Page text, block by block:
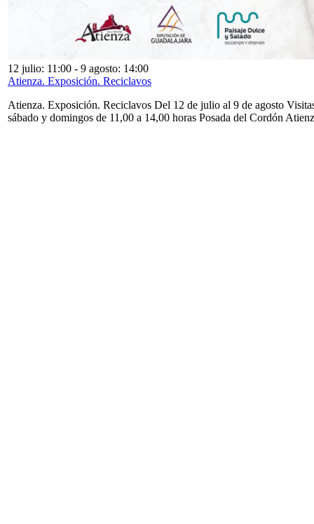
12 julio: 11:00 - 9 agosto: 14:00
Atienza. Exposición. Reciclavos
Atienza. Exposición. Reciclavos Del 12 de julio al 9 de agosto
sábado y domingos de 11,00 a 14,00 horas Posada del Cordón